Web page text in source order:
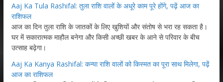
Aaj Ka Tula Rashifal: तुला राशि वालों के अधूरे काम पूरे होंगे, पढ़ें आज का
राशिफल
आज का दिन तुला राशि के जातकों के लिए खुशियों और संतोष से भरा रह सकता है।
घर में सकारात्मक माहौल बनेगा और किसी अच्छी खबर के आने से परिवार के बीच
उत्साह बढ़ेगा।
Aaj Ka Kanya Rashifal: कन्या राशि वालों को किस्मत का पूरा साथ मिलेगा, पढ़ें
आज का राशिफल